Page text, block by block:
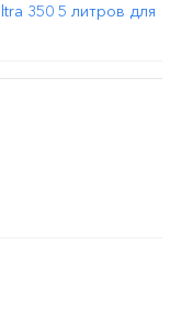
350 5 литров для